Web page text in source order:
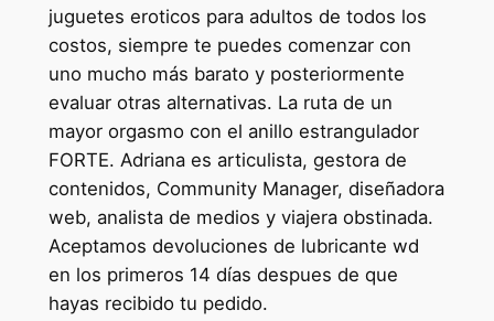
juguetes eroticos para adultos de todos los
costos, siempre te puedes comenzar con
uno mucho más barato y posteriormente
evaluar otras alternativas. La ruta de un
mayor orgasmo con el anillo estrangulador
FORTE. Adriana es articulista, gestora de
contenidos, Community Manager, diseñadora
web, analista de medios y viajera obstinada.
Aceptamos devoluciones de lubricante wd
en los primeros 14 días despues de que
hayas recibido tu pedido.